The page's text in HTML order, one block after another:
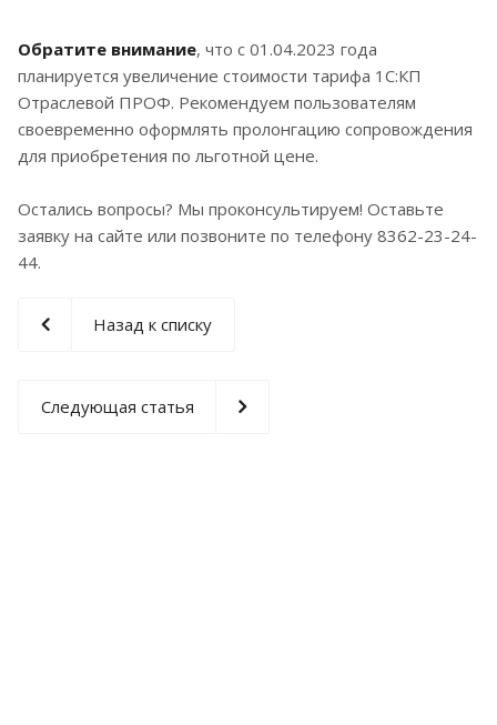
Обратите внимание, что с 01.04.2023 года
планируется увеличение стоимости тарифа 1С:КП
Отраслевой ПРОФ. Рекомендуем пользователям
своевременно оформлять пролонгацию сопровождения
для приобретения по льготной цене.
Остались вопросы? Мы проконсультируем! Оставьте
заявку на сайте или позвоните по телефону 8362-23-24-
44.
Назад к списку
Следующая статья